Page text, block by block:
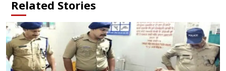
Related Stories